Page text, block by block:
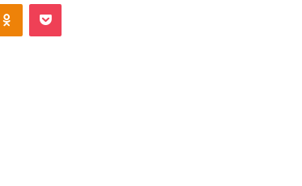
Odnoklassniki
Pocket